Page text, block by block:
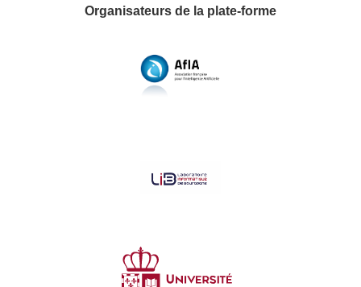
Organisateurs de la plate-forme